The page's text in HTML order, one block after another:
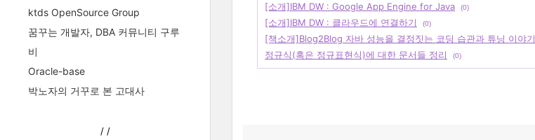
ktds OpenSource Group
꿈꾸는 개발자, DBA 커뮤니티 구루
비
Oracle-base
박노자의 거꾸로 본 고대사
/ /
[소개]IBM DW : Google App Engine for Java
(0)
[소개]IBM DW : 클라우드에 연결하기
(0)
[책소개]Blog2Blog 자바 성능을 결정짓는 코딩 습관과 튜닝 이야기
정규식(혹은 정규표현식)에 대한 문서들 정리
(0)